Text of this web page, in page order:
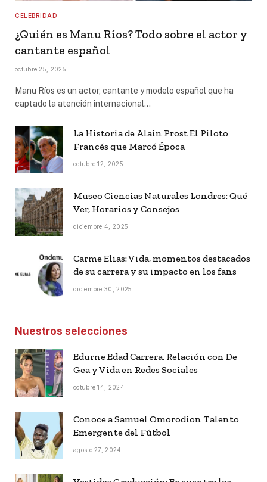
CELEBRIDAD
¿Quién es Manu Ríos? Todo sobre el actor y
cantante español
octubre 25, 2025
Manu Ríos es un actor, cantante y modelo español que ha
captado la atención internacional…
La Historia de Alain Prost El Piloto
Francés que Marcó Época
octubre 12, 2025
Museo Ciencias Naturales Londres: Qué
Ver, Horarios y Consejos
diciembre 4, 2025
Carme Elias: Vida, momentos destacados
de su carrera y su impacto en los fans
diciembre 30, 2025
Nuestros selecciones
Edurne Edad Carrera, Relación con De
Gea y Vida en Redes Sociales
octubre 14, 2024
Conoce a Samuel Omorodion Talento
Emergente del Fútbol
agosto 27, 2024